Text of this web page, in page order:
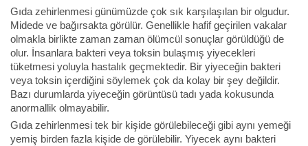
Gıda zehirlenmesi günümüzde çok sık karşılaşılan bir olgudur.
Midede ve bağırsakta görülür. Genellikle hafif geçirilen vakalar
olmakla birlikte zaman zaman ölümcül sonuçlar görüldüğü de
olur. İnsanlara bakteri veya toksin bulaşmış yiyecekleri
tüketmesi yoluyla hastalık geçmektedir. Bir yiyeceğin bakteri
veya toksin içerdiğini söylemek çok da kolay bir şey değildir.
Bazı durumlarda yiyeceğin görüntüsü tadı yada kokusunda
anormallik olmayabilir.
Gıda zehirlenmesi tek bir kişide görülebileceği gibi aynı yemeği
yemiş birden fazla kişide de görülebilir. Yiyecek aynı bakteri